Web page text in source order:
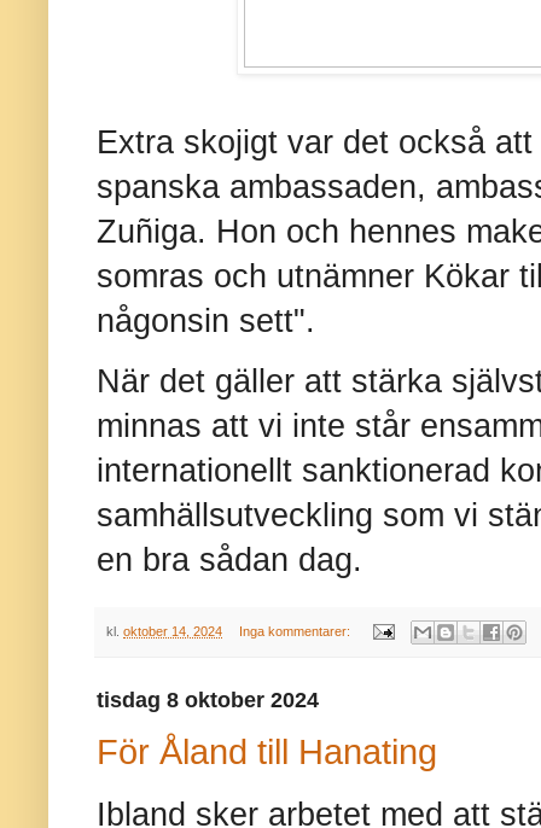
Extra skojigt var det också
spanska ambassaden,
Zuñiga. Hon och hennes
somras och utnämner Kökar
någonsin sett".
När det gäller att stärka
minnas att vi inte står
internationellt sanktionerad
samhällsutveckling som vi
en bra sådan dag.
kl. oktober 14, 2024 Inga kommentarer:
tisdag 8 oktober 2024
För Åland till Hanating
Ibland sker arbetet med att